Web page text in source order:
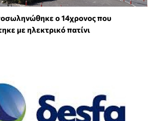
ο 14χρονος που
με ηλεκτρικό πατίνι